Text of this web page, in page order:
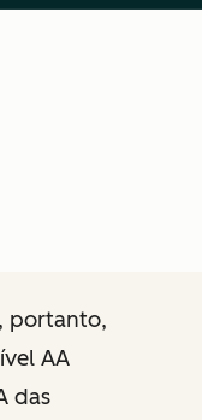
portanto,
AA
das